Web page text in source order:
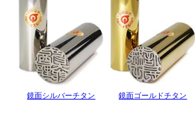
チタンは融点が1668℃と高いため、耐熱性
す。火災における炎の温度はチタンの融点
印鑑が溶けたり変形したりすることはあり
して選ぶには非常に向いているといえます。
チタンは強度という意味でもかなり丈夫で
鏡面シルバーチタン 鏡面ゴールドチタン